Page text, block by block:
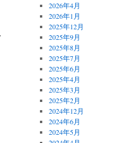
2026年4月
2026年1月
2025年12月
2025年9月
2025年8月
2025年7月
2025年6月
2025年4月
2025年3月
2025年2月
2024年12月
2024年6月
2024年5月